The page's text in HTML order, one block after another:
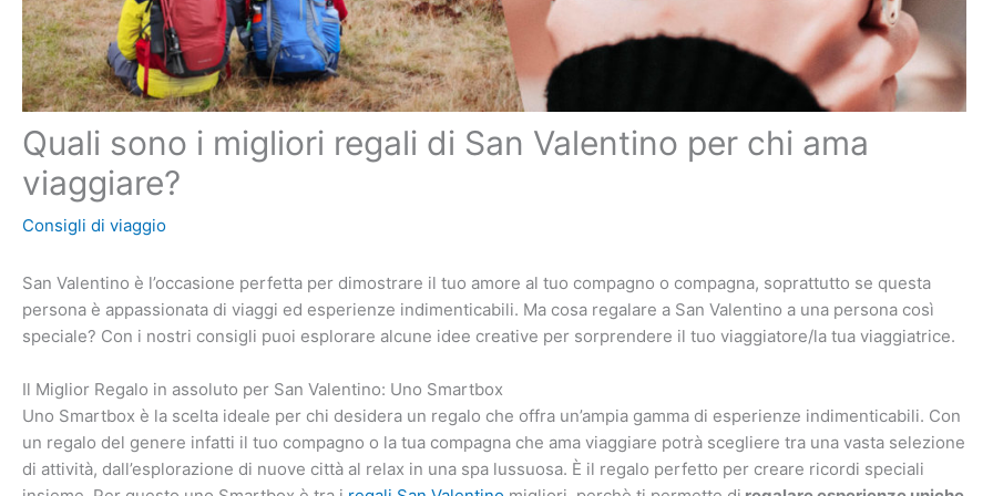
Quali sono i migliori regali di San Valentino per chi ama
viaggiare?
Consigli di viaggio
San Valentino è l’occasione perfetta per dimostrare il tuo amore al tuo compagno o compagna, soprattutto se questa
persona è appassionata di viaggi ed esperienze indimenticabili. Ma cosa regalare a San Valentino a una persona così
speciale? Con i nostri consigli puoi esplorare alcune idee creative per sorprendere il tuo viaggiatore/la tua viaggiatrice.
Il Miglior Regalo in assoluto per San Valentino: Uno Smartbox
Uno Smartbox è la scelta ideale per chi desidera un regalo che offra un’ampia gamma di esperienze indimenticabili. Con
un regalo del genere infatti il tuo compagno o la tua compagna che ama viaggiare potrà scegliere tra una vasta selezione
di attività, dall’esplorazione di nuove città al relax in una spa lussuosa. È il regalo perfetto per creare ricordi speciali